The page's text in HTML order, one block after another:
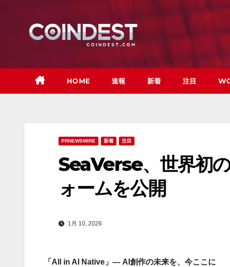
HOME 速報 新着 注目
PRNEWSWIRE 新着 注目
SeaVerse、世界初
ォームを公開
1月 10, 2026
「All in AI Native」— AI創作の未来を、今ここに